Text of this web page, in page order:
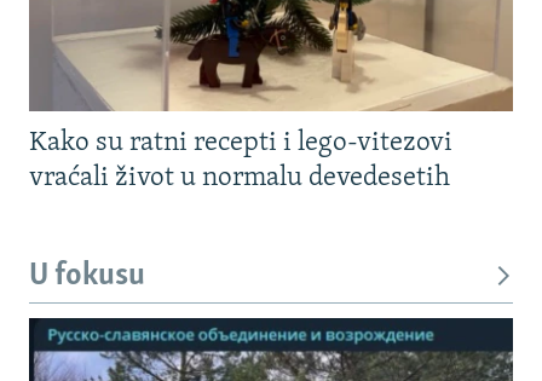
Kako su ratni recepti i lego-vitezovi
vraćali život u normalu devedesetih
U fokusu